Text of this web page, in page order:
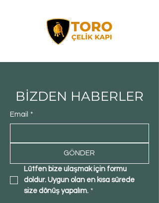
BİZDEN HABERLER
Email *
GÖNDER
Lütfen bize ulaşmak için formu
doldur. Uygun olan en kısa sürede
size dönüş yapalım. *